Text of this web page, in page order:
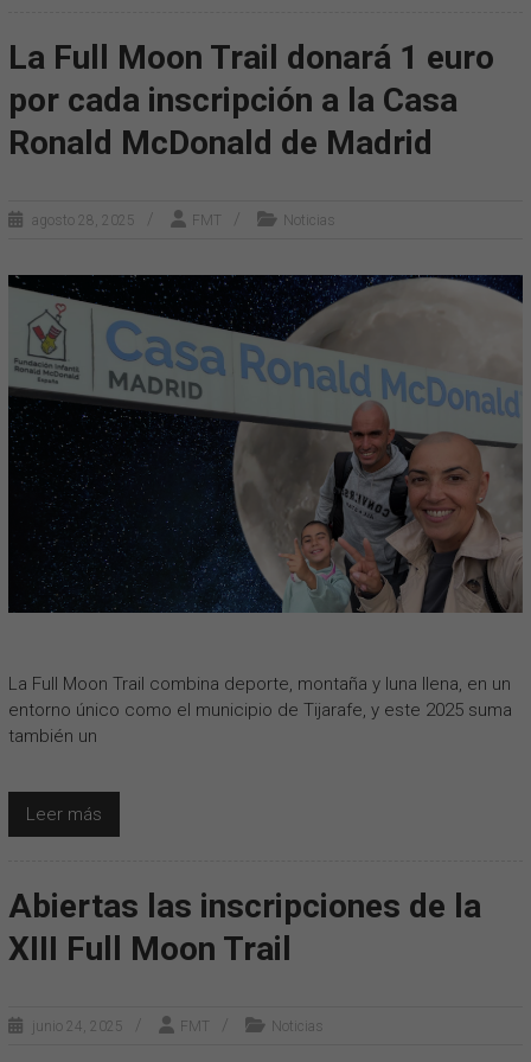
La Full Moon Trail donará 1 euro
por cada inscripción a la Casa
Ronald McDonald de Madrid
agosto 28, 2025 FMT Noticias
La Full Moon Trail combina deporte, montaña y luna llena, en un
entorno único como el municipio de Tijarafe, y este 2025 suma
también un
Leer más
Abiertas las inscripciones de la
XIII Full Moon Trail
junio 24, 2025 FMT Noticias